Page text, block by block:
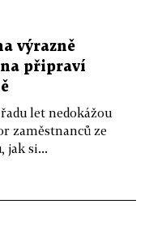
výrazně
připraví
let nedokážou
zaměstnanců ze
jak si...